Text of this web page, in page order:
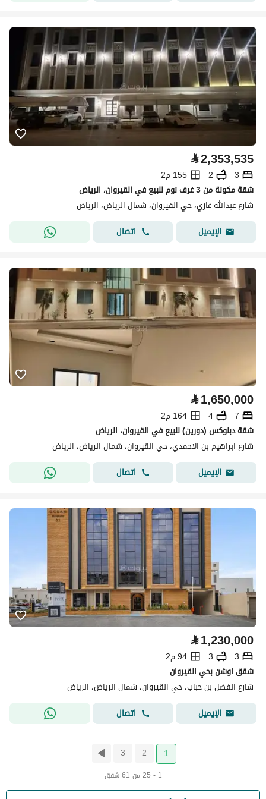
⃁2,353,535
3
2
155 م2
شقة مكونة من 3 غرف نوم للبيع في القيروان، الرياض
شارع عبدالله غازي، حي القيروان، شمال الرياض، الرياض
الإيميل
اتصال
⃁1,650,000
7
4
164 م2
شقة دبلوكس (دورين) للبيع في القيروان، الرياض
شارع ابراهيم بن الاحمدي، حي القيروان، شمال الرياض، الرياض
الإيميل
اتصال
⃁1,230,000
3
3
94 م2
شقق اوشن بحي القيروان
شارع الفضل بن حباب، حي القيروان، شمال الرياض، الرياض
الإيميل
اتصال
1
2
3
1 - 25 من 61 شقق